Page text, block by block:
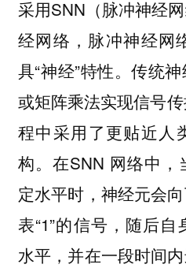
采用SNN（脉冲神经
经网络，脉冲神经网
具“神经”特性。传统
或矩阵乘法实现信号
程中采用了更贴近人
构。在SNN 网络中
定水平时，神经元会
表“1”的信号，随后
水平，并在一段时间